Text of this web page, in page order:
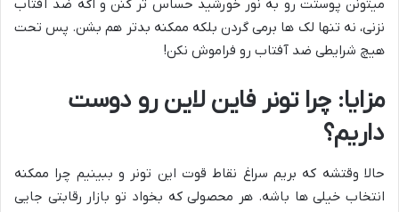
میتونن پوستت رو به نور خورشید حساس تر کنن و اگه ضد آفتاب
نزنی، نه تنها لک ها برمی گردن بلکه ممکنه بدتر هم بشن. پس تحت
هیچ شرایطی ضد آفتاب رو فراموش نکن!
مزایا: چرا تونر فاین لاین رو دوست
داریم؟
حالا وقتشه که بریم سراغ نقاط قوت این تونر و ببینیم چرا ممکنه
انتخاب خیلی ها باشه. هر محصولی که بخواد تو بازار رقابتی جایی